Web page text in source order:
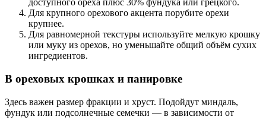
доступного ореха плюс 30% фундука или грецкого.
Для крупного орехового акцента порубите орехи
крупнее.
Для равномерной текстуры используйте мелкую крошку
или муку из орехов, но уменьшайте общий объём сухих
ингредиентов.
В ореховых крошках и панировке
Здесь важен размер фракции и хруст. Подойдут миндаль,
фундук или подсолнечные семечки — в зависимости от